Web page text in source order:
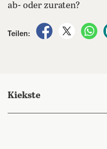
ab- oder zuraten?
Teilen:
auf Facebook
auf X
Kiekste